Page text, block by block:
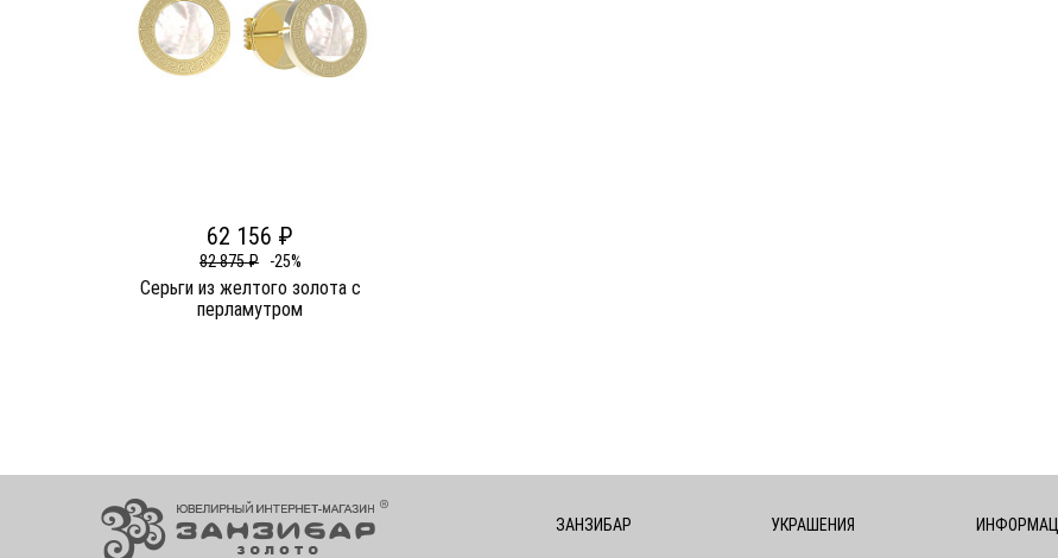
62 156 ₽
82 875 ₽ -25%
Серьги из желтого золота c
перламутром
ЗАНЗИБАР УКРАШЕНИЯ